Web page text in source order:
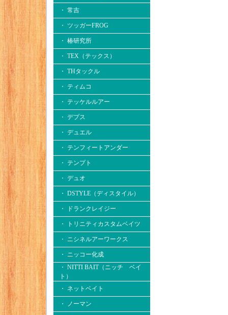
・ 常吉
・ ツッガーFROG
・ 椿研究所
・ TEX（テックス）
・ THタックル
・ ティムコ
・ テッケルルアー
・ デプス
・ デュエル
・ テンフィートアンダー
・ テンプト
・ デュオ
・ DSTYLE（ディスタイル）
・ ドランクレイジー
・ トリニティカスタムベイツ
・ ニシネルアーワークス
・ ニッコー化成
・ NITTI BAIT（ニッチ ベイ
ト）
・ ネットベイト
・ ノーマン